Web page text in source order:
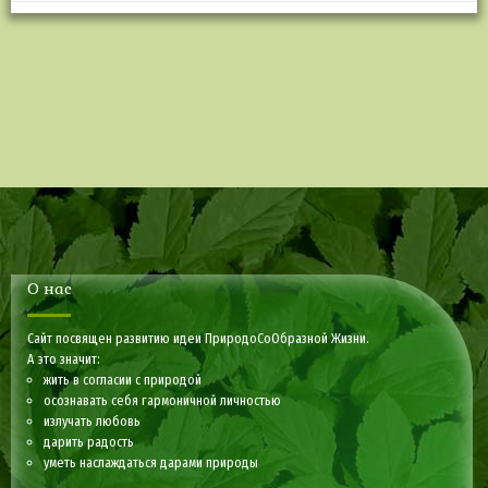
О нас
Сайт посвящен развитию идеи ПриродоСоОбразной Жизни.
А это значит:
жить в согласии с природой
осознавать себя гармоничной личностью
излучать любовь
дарить радость
уметь наслаждаться дарами природы